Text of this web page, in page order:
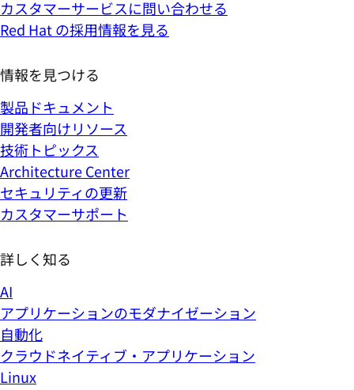
カスタマーサービスに問い合わせる
Red Hat の採用情報を見る
情報を見つける
製品ドキュメント
開発者向けリソース
技術トピックス
Architecture Center
セキュリティの更新
カスタマーサポート
詳しく知る
AI
アプリケーションのモダナイゼーション
自動化
クラウドネイティブ・アプリケーション
Linux